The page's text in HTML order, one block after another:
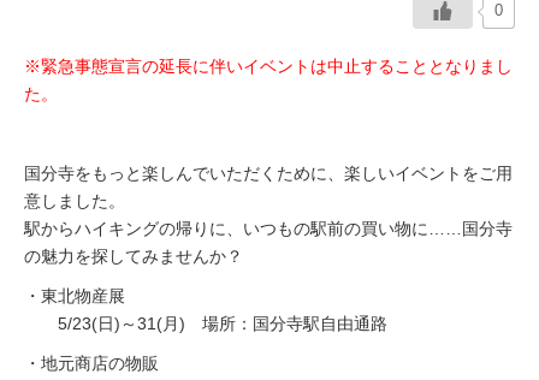
0
※緊急事態宣言の延長に伴いイベントは中止することとなりまし
た。
国分寺をもっと楽しんでいただくために、楽しいイベントをご用
意しました。
駅からハイキングの帰りに、いつもの駅前の買い物に……国分寺
の魅力を探してみませんか？
・東北物産展
5/23(日)～31(月) 場所：国分寺駅自由通路
・地元商店の物販